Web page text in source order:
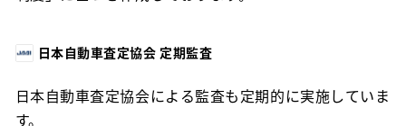
日本自動車査定協会 定期監査
日本自動車査定協会による監査も定期的に実施していま
す。